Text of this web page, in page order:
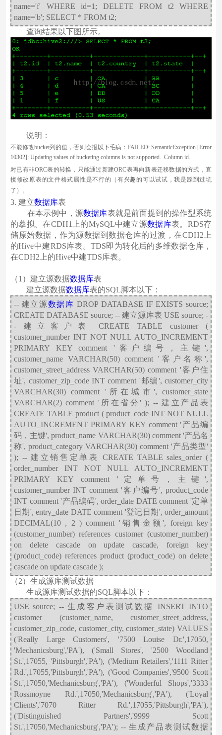
name='f' WHERE id=1; DELETE FROM t2 WHERE
name='b'; SELECT * FROM t2;
查询结果以下图所示。
说明：
不能修改bucket列的值，否则会报以下毛病：FAILED: SemanticException [Error
10302]: Updating values of bucketing columns is not supported. Column id.
对已有非ORC表的转换，只能通过新建ORC表再向新表迁移数据的方式，直
接修改原表的文件格式属性是不行的（有兴趣的可以试试，我是踩到过坑
了）。
3. 建立数据库表
在本示例中，源数据库表就是前面提到的操作型系统
的摹拟。在CDH1上的MySQL中建立源数据库表。RDS存
储原始数据，作为源数据到数据仓库的过渡，在CDH2上
的Hive中建RDS库表。TDS即为转化后的多维数据仓库，
在CDH2上的Hive中建TDS库表。
（1）建立源数据数据库表
建立源数据数据库表的SQL脚本以下：
-- 建立源数据库 DROP DATABASE IF EXISTS source;
CREATE DATABASE source; -- 建立源库表 USE source; -
- 建立客户表 CREATE TABLE customer (
customer_number INT NOT NULL AUTO_INCREMENT
PRIMARY KEY comment '客户编号，主键',
customer_name VARCHAR(50) comment '客户名称',
customer_street_address VARCHAR(50) comment '客户住
址', customer_zip_code INT comment '邮编', customer_city
VARCHAR(30) comment '所在城市', customer_state
VARCHAR(2) comment '所在省分' ); -- 建立产品表
CREATE TABLE product ( product_code INT NOT NULL
AUTO_INCREMENT PRIMARY KEY comment '产品编
码，主键', product_name VARCHAR(30) comment '产品名
称', product_category VARCHAR(30) comment '产品类型'
); -- 建立销售定单表 CREATE TABLE sales_order (
order_number INT NOT NULL AUTO_INCREMENT
PRIMARY KEY comment '定单号，主键',
customer_number INT comment '客户编号', product_code
INT comment '产品编码', order_date DATE comment '定单
日期', entry_date DATE comment '登记日期', order_amount
DECIMAL(10 , 2 ) comment '销售金额', foreign key
(customer_number) references customer (customer_number)
on delete cascade on update cascade, foreign key
(product_code) references product (product_code) on delete
cascade on update cascade );
（2）生成源库测试数据
生成源库测试数据的SQL脚本以下：
USE source; -- 生成客户表测试数据 INSERT INTO
customer (customer_name, customer_street_address,
customer_zip_code, customer_city, customer_state) VALUES
('Really Large Customers', '7500 Louise Dr.',17050,
'Mechanicsburg','PA'), ('Small Stores', '2500 Woodland
St.',17055, 'Pittsburgh','PA'), ('Medium Retailers','1111 Ritter
Rd.',17055,'Pittsburgh','PA'), ('Good Companies','9500 Scott
St.',17050,'Mechanicsburg','PA'), ('Wonderful Shops','3333
Rossmoyne Rd.',17050,'Mechanicsburg','PA'), ('Loyal
Clients','7070 Ritter Rd.',17055,'Pittsburgh','PA'),
('Distinguished Partners','9999 Scott
St.',17050,'Mechanicsburg','PA'); -- 生成产品表测试数据